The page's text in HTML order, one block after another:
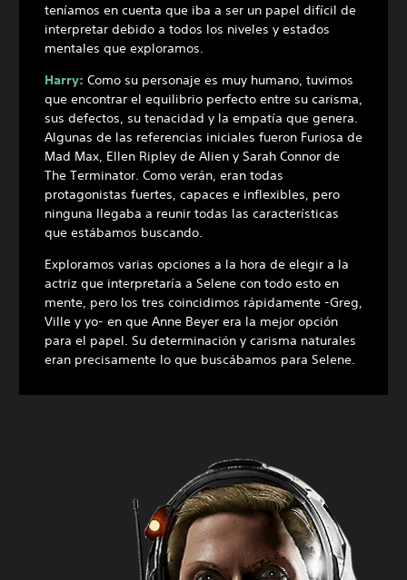
teníamos en cuenta que iba a ser un papel difícil de
interpretar debido a todos los niveles y estados
mentales que exploramos.
Harry: Como su personaje es muy humano, tuvimos
que encontrar el equilibrio perfecto entre su carisma,
sus defectos, su tenacidad y la empatía que genera.
Algunas de las referencias iniciales fueron Furiosa de
Mad Max, Ellen Ripley de Alien y Sarah Connor de
The Terminator. Como verán, eran todas
protagonistas fuertes, capaces e inflexibles, pero
ninguna llegaba a reunir todas las características
que estábamos buscando.
Exploramos varias opciones a la hora de elegir a la
actriz que interpretaría a Selene con todo esto en
mente, pero los tres coincidimos rápidamente -Greg,
Ville y yo- en que Anne Beyer era la mejor opción
para el papel. Su determinación y carisma naturales
eran precisamente lo que buscábamos para Selene.